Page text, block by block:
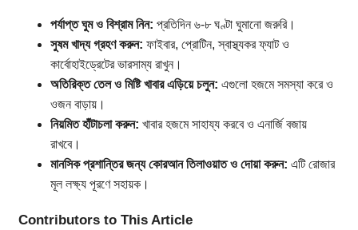
পর্যাপ্ত ঘুম ও বিশ্রাম নিন: প্রতিদিন ৬-৮ ঘণ্টা ঘুমানো জরুরি।
সুষম খাদ্য গ্রহণ করুন: ফাইবার, প্রোটিন, স্বাস্থ্যকর ফ্যাট ও
কার্বোহাইড্রেটের ভারসাম্য রাখুন।
অতিরিক্ত তেল ও মিষ্টি খাবার এড়িয়ে চলুন: এগুলো হজমে সমস্যা করে ও
ওজন বাড়ায়।
নিয়মিত হাঁটাচলা করুন: খাবার হজমে সাহায্য করবে ও এনার্জি বজায়
রাখবে।
মানসিক প্রশান্তির জন্য কোরআন তিলাওয়াত ও দোয়া করুন: এটি রোজার
মূল লক্ষ্য পূরণে সহায়ক।
Contributors to This Article